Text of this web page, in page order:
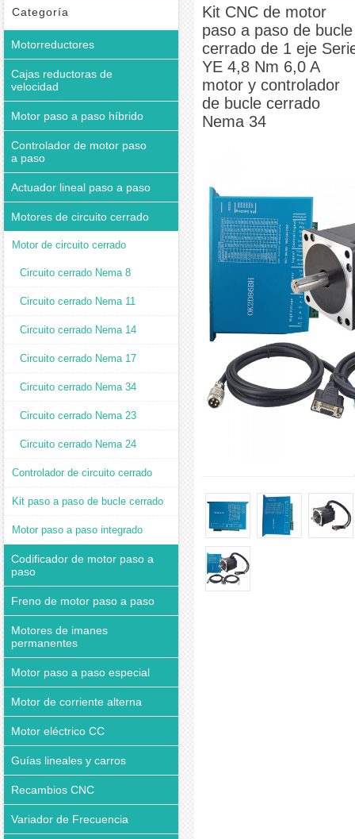
cerrado de 1 eje Serie YE 4,8 Nm 6,0 A motor y controlador de bucle cerrado Nema 34
Categoría
Motorreductores
Cajas reductoras de
velocidad
Motor paso a paso híbrido
Controlador de motor paso
a paso
Actuador lineal paso a paso
Motores de circuito cerrado
Motor de circuito cerrado
Circuito cerrado Nema 8
Circuito cerrado Nema 11
Circuito cerrado Nema 14
Circuito cerrado Nema 17
Circuito cerrado Nema 34
Circuito cerrado Nema 23
Circuito cerrado Nema 24
Controlador de circuito cerrado
Kit paso a paso de bucle cerrado
Motor paso a paso integrado
Codificador de motor paso a
paso
Freno de motor paso a paso
Motores de imanes
permanentes
Motor paso a paso especial
Motor de corriente alterna
Motor eléctrico CC
Guías lineales y carros
Recambios CNC
Variador de Frecuencia
Kit CNC de motor
paso a paso de bucle
cerrado de 1 eje
YE 4,8 Nm 6,0 A
motor y controlador
de bucle cerrado
Nema 34